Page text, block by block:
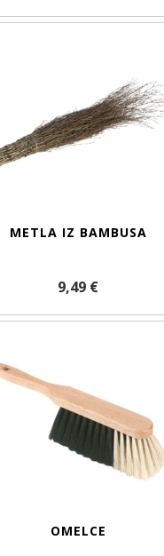
METLA IZ BAMBUSA
9,49 €
OMELCE